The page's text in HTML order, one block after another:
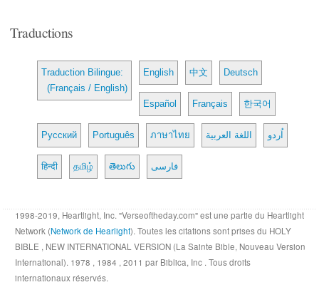
Traductions
Traduction Bilingue:
(Français / English)
English 中文 Deutsch
Español Français 한국어
Русский Português ภาษาไทย اللغة العربية اُردو
हिन्दी தமிழ் తెలుగు فارسی
1998-2019, Heartlight, Inc. "Verseoftheday.com" est une partie du Heartlight
Network (Network de Hearlight). Toutes les citations sont prises du HOLY
BIBLE , NEW INTERNATIONAL VERSION (La Sainte Bible, Nouveau Version
International). 1978 , 1984 , 2011 par Biblica, Inc . Tous droits
internationaux réservés.